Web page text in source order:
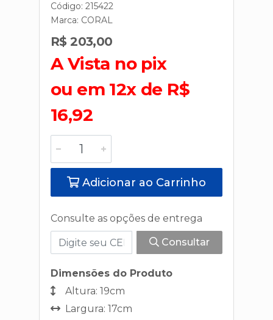
Código: 215422
Marca: CORAL
R$ 203,00
A Vista no pix
ou em 12x de R$
16,92
Adicionar ao Carrinho
Consulte as opções de entrega
Consultar
Dimensões do Produto
Altura: 19cm
Largura: 17cm